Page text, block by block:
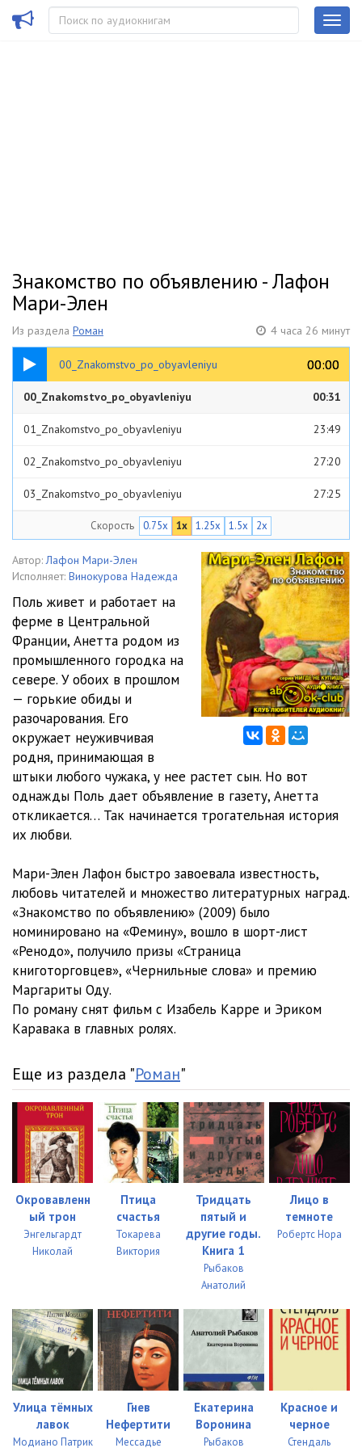
Знакомство по объявлению - Лафон
Мари-Элен
Из раздела Роман 4 часа 26 минут
00_Znakomstvo_po_obyavleniyu 00:00
00:00
00:31
00_Znakomstvo_po_obyavleniyu 00:31
01_Znakomstvo_po_obyavleniyu 23:49
02_Znakomstvo_po_obyavleniyu 27:20
03_Znakomstvo_po_obyavleniyu 27:25
04_Znakomstvo_po_obyavleniyu
05_Znakomstvo_po_obyavleniyu 26:00
24:58
07_Znakomstvo_po_obyavleniyu 20:49
08_Znakomstvo_po_obyavleniyu 22:24
09_Znakomstvo_po_obyavleniyu 26:50
10_Znakomstvo_po_obyavleniyu 23:00
11_Znakomstvo_po_obyavleniyu
Скорость 0.75x 1x 1.25x 1.5x 2x
Автор: Лафон Мари-Элен
Исполняет: Винокурова Надежда
Поль живет и работает на
ферме в Центральной
Франции, Анетта родом из
промышленного городка на
севере. У обоих в прошлом
— горькие обиды и
разочарования. Его
окружает неуживчивая
родня, принимающая в
штыки любого чужака, у нее растет сын. Но вот
однажды Поль дает объявление в газету, Анетта
откликается… Так начинается трогательная история
их любви.
Мари-Элен Лафон быстро завоевала известность,
любовь читателей и множество литературных наград.
«Знакомство по объявлению» (2009) было
номинировано на «Фемину», вошло в шорт-лист
«Ренодо», получило призы «Страница
книготорговцев», «Чернильные слова» и премию
Маргариты Оду.
По роману снят фильм с Изабель Карре и Эриком
Каравака в главных ролях.
Еще из раздела "Роман"
Окровавленн
ый трон
Энгельгардт
Николай
Птица
счастья
Токарева
Виктория
Тридцать
пятый и
другие годы.
Книга 1
Рыбаков
Анатолий
Лицо в
темноте
Робертс Нора
Улица тёмных
лавок
Модиано Патрик
Гнев
Нефертити
Мессадье
Екатерина
Воронина
Рыбаков
Красное и
черное
Стендаль